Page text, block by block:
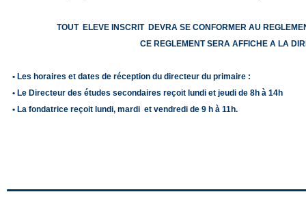
TOUT ELEVE INSCRIT DEVRA SE CONFORMER AU
CE REGLEMENT SERA AFFICHE A LA
• Les horaires et dates de réception du directeur du primaire :
• Le Directeur des études secondaires reçoit lundi et jeudi de 8h à 14h
• La fondatrice reçoit lundi, mardi et vendredi de 9 h à 11h.